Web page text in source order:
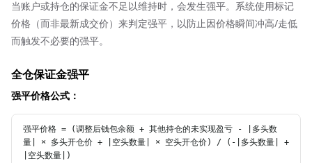
当账户或持仓的保证金不足以维持时，会发生强平。系统使用标记
价格（而非最新成交价）来判定强平，以防止因价格瞬间冲高/走低
而触发不必要的强平。
全仓保证金强平
强平价格公式：
强平价格 = (调整后钱包余额 + 其他持仓的未实现盈亏 - |多头数
量| × 多头开仓价 + |空头数量| × 空头开仓价) / (-|多头数量| +
|空头数量|)